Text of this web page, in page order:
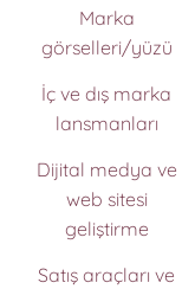
Marka
görselleri/yüzü
İç ve dış marka
lansmanları
Dijital medya ve
web sitesi
geliştirme
Satış araçları ve